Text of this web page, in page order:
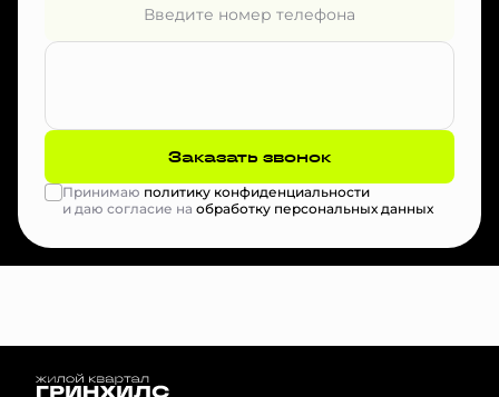
Заказать звонок
Принимаю политику конфиденциальности
и даю согласие на обработку персональных данных